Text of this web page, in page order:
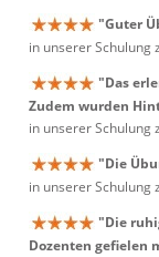
"Guter
in unserer Schulung
"Das
Zudem wurden
in unserer Schulung
"Die
in unserer Schulung
"Die
Dozenten gefielen